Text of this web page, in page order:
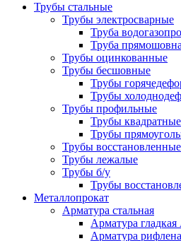
Трубы стальные
Трубы электросварные
Труба
Труба
Трубы оцинкованные
Трубы бесшовные
Трубы
Трубы
Трубы профильные
Трубы квадратные
Трубы
Трубы восстановленные
Трубы лежалые
Трубы б/у
Трубы
Металлопрокат
Арматура стальная
Арматура гладкая
Арматура